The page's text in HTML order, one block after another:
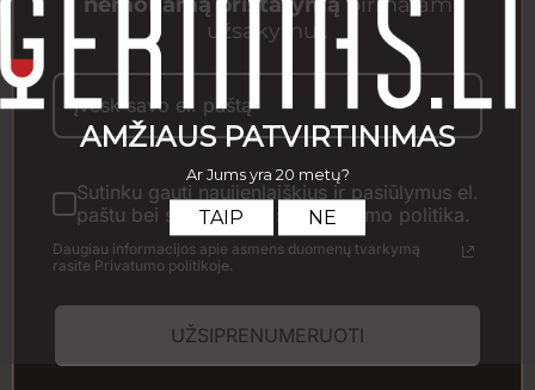
MONIN produktų įvairovė leidžia rinktis iš daugybės skonių.
MONIN sirupai yra natūralūs – cukraus kiekis sudėtyje yra
minimalus kiek to reikalauja produkto specifika, o jų gaminimo
technologija yra nuolatos tobulinama, siekiant išlaikyti
nepriekaištingą kokybę ir atitikti klientų lūkesčius.
Prekės išvaizda gali šiek tiek skirtis nuo pavaizduotos
nuotraukoje. Gauta prekė gali būti kito dizaino ar pakuotės
užsakymui.
Sutinku gauti naujienlaiškius ir pasiūlymus el.
paštu bei susipažinau su Privatumo politika.
Daugiau informacijos apie asmens duomenų tvarkymą
rasite Privatumo politikoje.
UŽSIPRENUMERUOTI